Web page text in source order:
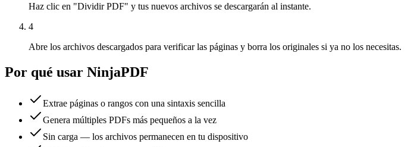
Haz clic en "Dividir PDF" y tus nuevos archivos se descargarán al instante.
4
Abre los archivos descargados para verificar las páginas y borra los originales si ya no los necesitas.
Por qué usar NinjaPDF
Extrae páginas o rangos con una sintaxis sencilla
Genera múltiples PDFs más pequeños a la vez
Sin carga — los archivos permanecen en tu dispositivo